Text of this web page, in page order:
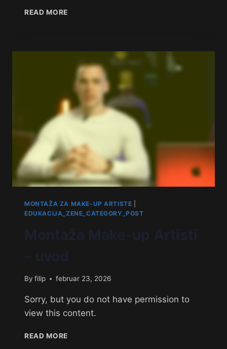
READ MORE
MONTAŽA ZA MAKE-UP ARTISTE
EDUKACIJA_ZENE_CATEGORY_POST
By filip februar 23, 2026
Sorry, but you do not have permission to
view this content.
READ MORE